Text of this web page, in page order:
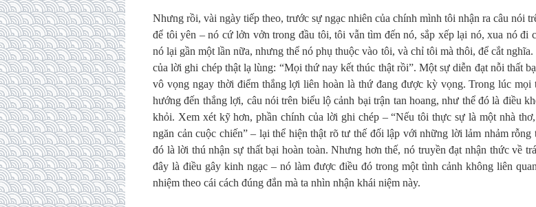
Nhưng rồi, vài ngày tiếp theo, trước sự ngạc nhiên của chính mình tôi nhận ra câu nói
để tôi yên – nó cứ lởn vởn trong đầu tôi, tôi vẫn tìm đến nó, sắp xếp lại nó, xua nó đi
nó lại gần một lần nữa, nhưng thể nó phụ thuộc vào tôi, và chỉ tôi mà thôi, để cắt nghĩa.
của lời ghi chép thật lạ lùng: “Mọi thứ nay kết thúc thật rồi”. Một sự diễn đạt nỗi thất
vô vọng ngay thời điểm thắng lợi liên hoàn là thứ đang được kỳ vọng. Trong lúc mọi
hướng đến thắng lợi, câu nói trên biểu lộ cảnh bại trận tan hoang, như thể đó là điều
khỏi. Xem xét kỹ hơn, phần chính của lời ghi chép – “Nếu tôi thực sự là một nhà
ngăn cản cuộc chiến” – lại thể hiện thật rõ tư thế đối lập với những lời lảm nhảm rỗng
đó là lời thú nhận sự thất bại hoàn toàn. Nhưng hơn thế, nó truyền đạt nhận thức về
đây là điều gây kinh ngạc – nó làm được điều đó trong một tình cảnh không liên
nhiệm theo cái cách đúng đắn mà ta nhìn nhận khái niệm này.